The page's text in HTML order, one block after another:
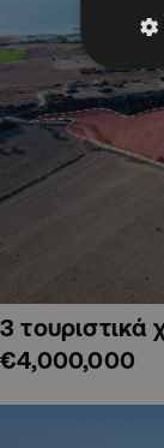
3 τουριστικά
€4,000,000